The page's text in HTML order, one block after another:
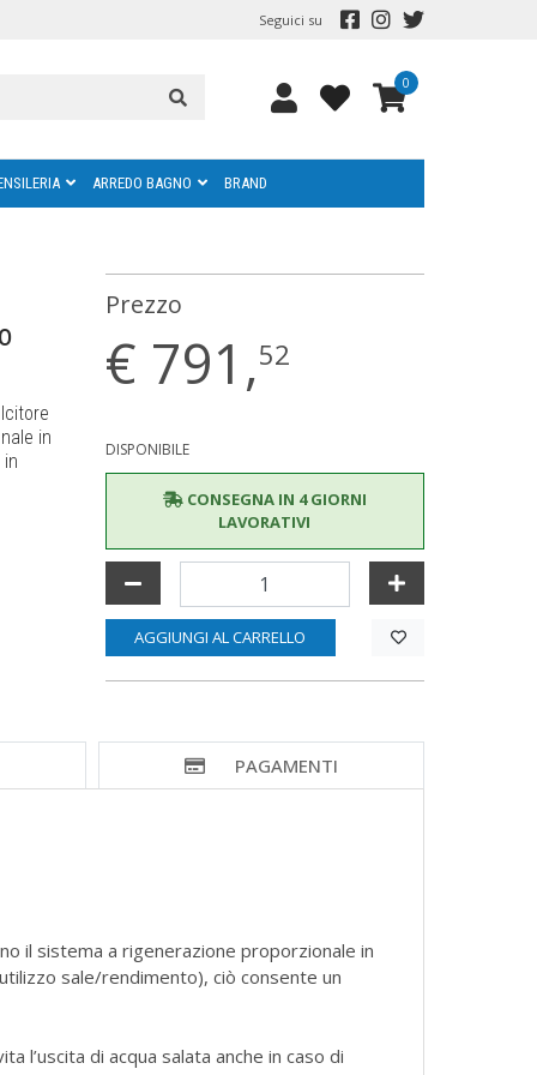
Seguici su
0
ARREDO BAGNO BRAND
in
Prezzo
€ 791,52
DISPONIBILE
CONSEGNA IN 4 GIORNI
LAVORATIVI
AGGIUNGI AL CARRELLO
PAGAMENTI
il sistema a rigenerazione proporzionale in
sale/rendimento), ciò consente un
l’uscita di acqua salata anche in caso di